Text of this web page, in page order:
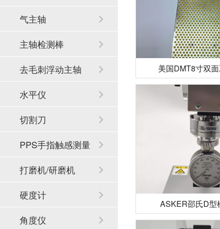
美国DMT8寸双
ASKER邵氏D型
气主轴
主轴检测棒
去毛刺浮动主轴
水平仪
切割刀
PPS手指触感测量
系统
打磨机/研磨机
硬度计
角度仪